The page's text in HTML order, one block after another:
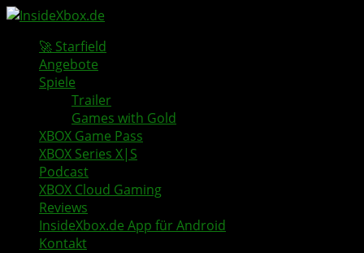
🚀 Starfield
Angebote
Spiele
Trailer
Games with Gold
XBOX Game Pass
XBOX Series X|S
Podcast
XBOX Cloud Gaming
Reviews
InsideXbox.de App für Android
Kontakt